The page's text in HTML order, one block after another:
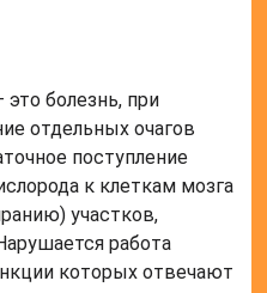
это болезнь, при
отдельных очагов
поступление
к клеткам мозга
участков,
работа
которых отвечают